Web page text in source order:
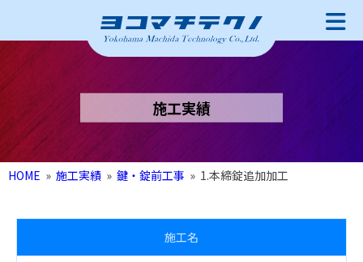
施工実績
HOME » 施工実績 » 鍵・錠前工事 » 1.本締錠追加加工
施工名